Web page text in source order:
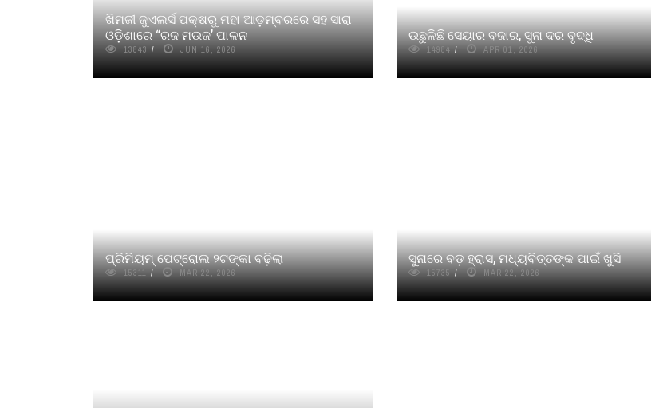
ଖିମଜୀ ଜୁଏଲର୍ସ ପକ୍ଷରୁ ମହା ଆଡ଼ମ୍ବରରେ ସହ ସାରା
ଓଡ଼ିଶାରେ “ରଜ ମଉଜ’ ପାଳନ
13843 JUN 16, 2026
ଉଛୁଳିଛି ସେୟାର ବଜାର, ସୁନା ଦର ବୃଦ୍ଧି
14984 APR 01, 2026
ପ୍ରିମିୟମ୍ ପେଟ୍ରୋଲ ୨ଟଙ୍କା ବଢ଼ିଲା
15311 MAR 22, 2026
ସୁନାରେ ବଡ଼ ହ୍ରାସ, ମଧ୍ୟବିତ୍ତଙ୍କ ପାଇଁ ଖୁସି
15735 MAR 22, 2026